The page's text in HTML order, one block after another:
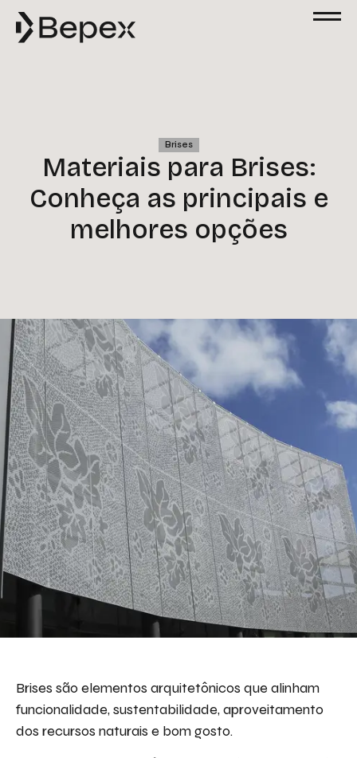
Brises
Materiais para Brises:
Conheça as principais e
melhores opções
Brises são elementos arquitetônicos que alinham
funcionalidade, sustentabilidade, aproveitamento
dos recursos naturais e bom gosto.